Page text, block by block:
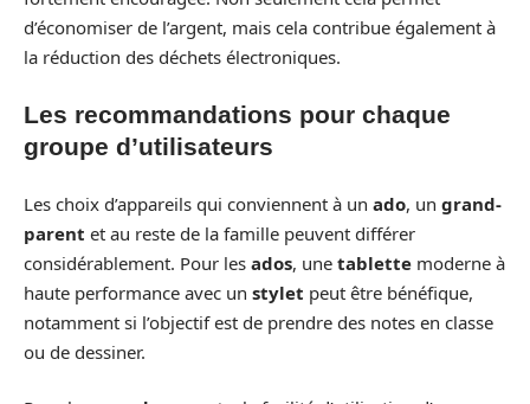
d’économiser de l’argent, mais cela contribue également à
la réduction des déchets électroniques.
Les recommandations pour chaque
groupe d’utilisateurs
Les choix d’appareils qui conviennent à un ado, un grand-
parent et au reste de la famille peuvent différer
considérablement. Pour les ados, une tablette moderne à
haute performance avec un stylet peut être bénéfique,
notamment si l’objectif est de prendre des notes en classe
ou de dessiner.